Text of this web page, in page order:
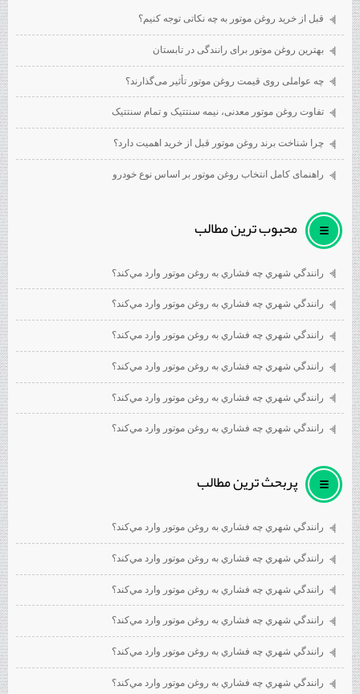
قبل از خرید روغن موتور به چه نکاتی توجه کنیم؟
بهترین روغن موتور برای رانندگی در تابستان
چه عواملی روی قیمت روغن موتور تأثیر می‌گذارند؟
تفاوت روغن موتور معدنی، نیمه سنتتیک و تمام سنتتیک
چرا شناخت برند روغن موتور قبل از خرید اهمیت دارد؟
راهنمای کامل انتخاب روغن موتور بر اساس نوع خودرو
محبوب ترين مطالب
رانندگي شهري چه فشاري به روغن موتور وارد مي‌كند؟
رانندگي شهري چه فشاري به روغن موتور وارد مي‌كند؟
رانندگي شهري چه فشاري به روغن موتور وارد مي‌كند؟
رانندگي شهري چه فشاري به روغن موتور وارد مي‌كند؟
رانندگي شهري چه فشاري به روغن موتور وارد مي‌كند؟
رانندگي شهري چه فشاري به روغن موتور وارد مي‌كند؟
پربحث ترين مطالب
رانندگي شهري چه فشاري به روغن موتور وارد مي‌كند؟
رانندگي شهري چه فشاري به روغن موتور وارد مي‌كند؟
رانندگي شهري چه فشاري به روغن موتور وارد مي‌كند؟
رانندگي شهري چه فشاري به روغن موتور وارد مي‌كند؟
رانندگي شهري چه فشاري به روغن موتور وارد مي‌كند؟
رانندگي شهري چه فشاري به روغن موتور وارد مي‌كند؟